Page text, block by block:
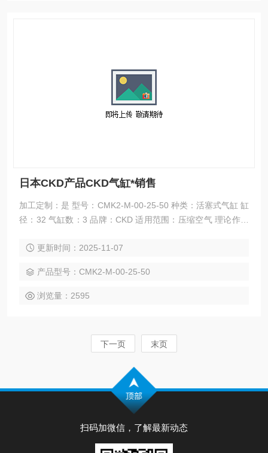
日本CKD产品CKD气缸*销售
加工定制：是 型号：CMK2-M-00-25-50 种类：活塞式气缸 缸
径：32 气缸数：3 品牌：CKD 适用范围：压缩空气 理论作用
MK2-M-00-25-50 给油：不要 动作方式：双作用型 缓冲：橡
更新时间：2025-11-07
产品型号：CMK2-M-00-25-50
浏览量：2595
下一页 末页
扫码加微信，了解最新动态